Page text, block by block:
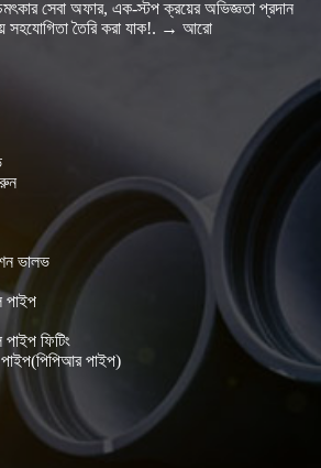
সেবা অফার, এক-স্টপ ক্রয়ের অভিজ্ঞতা প্রদান
তৈরি করা যাক!. → আরো
ভালভ
পাইপ
পাইপ ফিটিং
পাইপ(পিপিআর পাইপ)